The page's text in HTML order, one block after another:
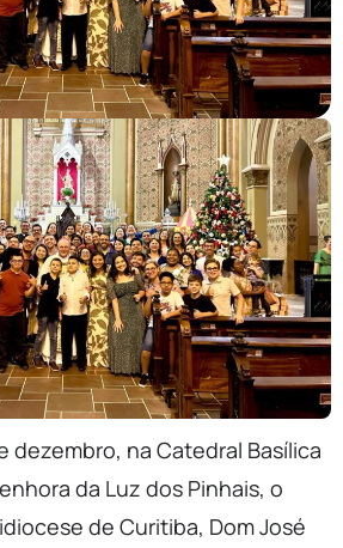
dezembro, na Catedral Basílica
da Luz dos Pinhais, o
de Curitiba, Dom José